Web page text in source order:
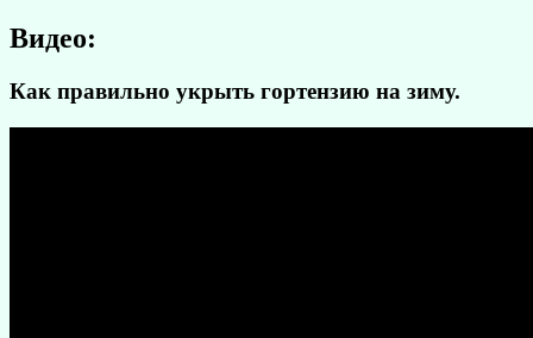
Видео:
Как правильно укрыть гортензию на зиму.